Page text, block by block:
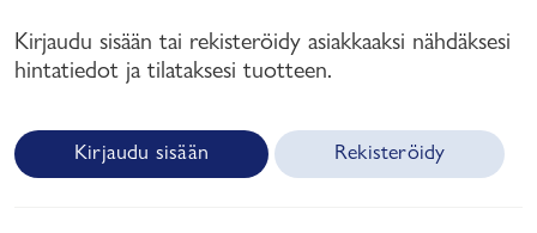
Kirjaudu sisään tai rekisteröidy asiakkaaksi nähdäksesi
hintatiedot ja tilataksesi tuotteen.
Kirjaudu sisään Rekisteröidy